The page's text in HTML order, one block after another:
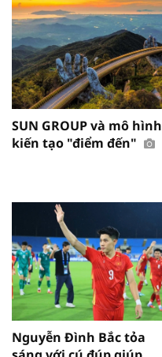
SUN GROUP và mô hình
kiến tạo "điểm đến"
Nguyễn Đình Bắc tỏa